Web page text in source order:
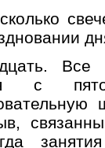
Все
с